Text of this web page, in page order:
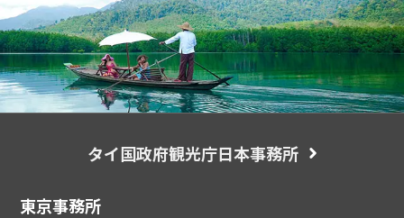
タイ国政府観光庁日本事務所
東京事務所